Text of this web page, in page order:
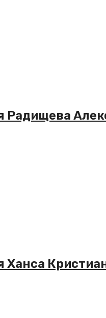
Радищева
Ханса